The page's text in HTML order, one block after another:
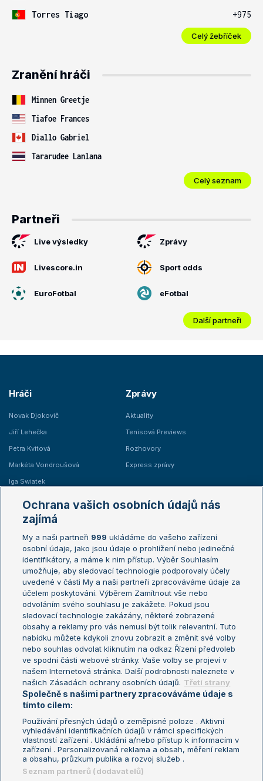
Torres Tiago
+975
Celý žebříček
Zranění hráči
Minnen Greetje
Tiafoe Frances
Diallo Gabriel
Tararudee Lanlana
Celý seznam
Partneři
Live výsledky Zprávy
Livescore.in Sport odds
EuroFotbal eFotbal
Další partneři
Hráči
Novak Djokovič
Jiří Lehečka
Petra Kvitová
Markéta Vondroušová
Iga Swiatek
Zprávy
Aktuality
Tenisová Previews
Rozhovory
Express zprávy
Žebříčky
Žebříček ATP (muži)
Žebříček WTA (ženy)
Sázkařský žebříček
Australian Open
French Open
Wimbledon
US Open
Turnaj mistrů
Turnaj mistryň
Aktualní trendy
Fotbalové přestupy
Livesport Daily
LS Prague Open
Podmínky užití
Nastavení soukromí
GDPR a žurnalistika
Reklama
Kontakt
Informace o zpracování osobních
údajů
Ochrana vašich osobních údajů nás
zajímá
My a naši partneři 999 ukládáme do vašeho zařízení
osobní údaje, jako jsou údaje o prohlížení nebo jedinečné
identifikátory, a máme k nim přístup. Výběr Souhlasím
umožňuje, aby sledovací technologie podporovaly účely
uvedené v části My a naši partneři zpracováváme údaje za
účelem poskytování. Výběrem Zamítnout vše nebo
odvoláním svého souhlasu je zakážete. Pokud jsou
sledovací technologie zakázány, některé zobrazené
obsahy a reklamy pro vás nemusí být tolik relevantní. Tuto
nabídku můžete kdykoli znovu zobrazit a změnit své volby
nebo souhlas odvolat kliknutím na odkaz Řízení předvoleb
ve spodní části webové stránky. Vaše volby se projeví v
našem Internetová stránka. Další podrobnosti naleznete v
našich Zásadách ochrany osobních údajů. Třetí strany
Společně s našimi partnery zpracováváme údaje s
tímto cílem:
Používání přesných údajů o zeměpisné poloze . Aktivní
vyhledávání identifikačních údajů v rámci specifických
vlastností zařízení . Ukládání a/nebo přístup k informacím v
zařízení . Personalizovaná reklama a obsah, měření reklam
a obsahu, průzkum publika a rozvoj služeb .
Seznam partnerů (dodavatelů)